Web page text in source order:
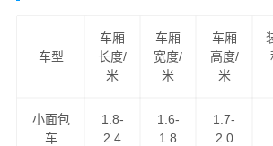
线系列之一，为客户提供资阳到葫芦岛
路汽车运输服务，为客户提供优势的
资阳到葫芦岛货运为客户
车型
车厢
长度/
米
车厢
宽度/
米
车厢
高度/
米
小面包
车
1.8-
2.4
1.6-
1.8
1.7-
2.0